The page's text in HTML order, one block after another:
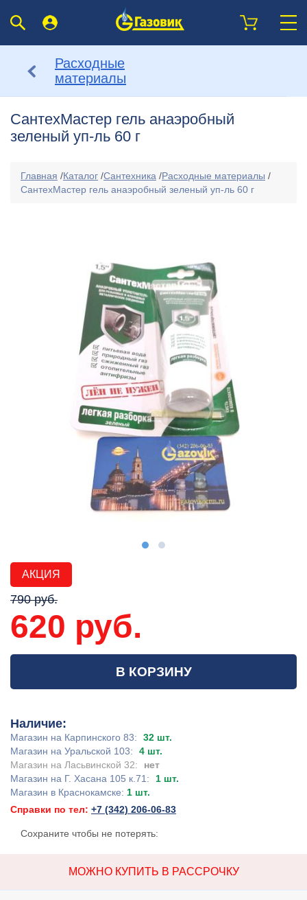
Расходные
материалы
СантехМастер гель анаэробный
зеленый уп-ль 60 г
Главная /Каталог /Сантехника /Расходные материалы /
СантехМастер гель анаэробный зеленый уп-ль 60 г
АКЦИЯ
790 руб.
620 руб.
В КОРЗИНУ
Наличие:
Магазин на Карпинского 83:
32 шт.
Магазин на Уральской 103:
4 шт.
Магазин на Ласьвинской 32:
нет
Магазин на Г. Хасана 105 к.71:
1 шт.
Магазин в Краснокамске: 1 шт.
Справки по тел: +7 (342) 206-06-83
Сохраните чтобы не потерять:
МОЖНО КУПИТЬ В РАССРОЧКУ